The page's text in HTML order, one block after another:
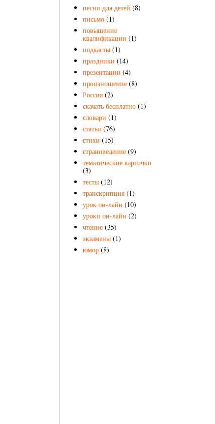
песни для детей (8)
письмо (1)
повышение
квалификации (1)
подкасты (1)
праздники (14)
презентации (4)
произношение (8)
Россия (2)
скачать бесплатно (1)
словари (1)
статьи (76)
стихи (15)
страноведение (9)
тематические карточки
(3)
тесты (12)
транскрипция (1)
урок он-лайн (10)
уроки он-лайн (2)
чтение (35)
экзамены (1)
юмор (8)